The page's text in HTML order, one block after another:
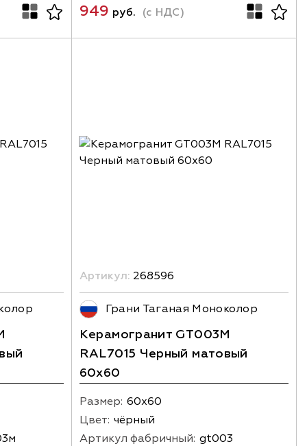
949 руб. (с НДС)
Артикул: 268596
Грани Таганая Моноколор
Керамогранит GT003M
RAL7015 Черный матовый
60х60
Размер: 60х60
Цвет: чёрный
Артикул фабричный: gt003